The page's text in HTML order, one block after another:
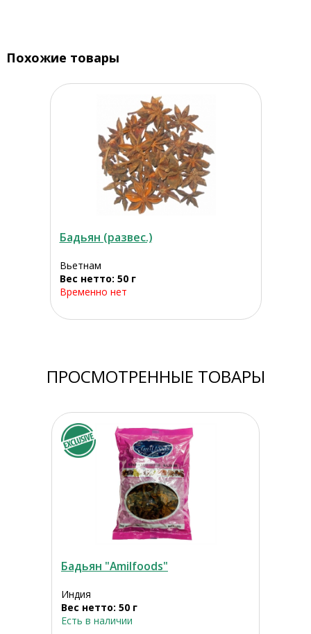
Похожие товары
Бадьян (развес.)
Вьетнам
Вес нетто: 50 г
Временно нет
ПРОСМОТРЕННЫЕ ТОВАРЫ
Бадьян "Amilfoods"
Индия
Вес нетто: 50 г
Есть в наличии